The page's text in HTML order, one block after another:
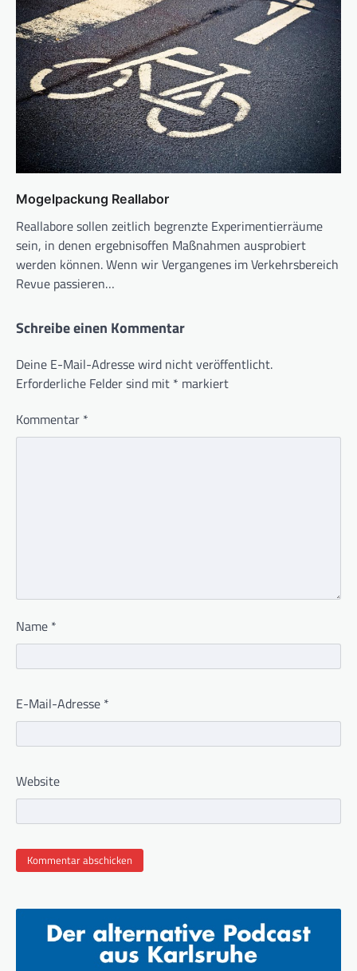
Mogelpackung Reallabor
Reallabore sollen zeitlich begrenzte Experimentierräume
sein, in denen ergebnisoffen Maßnahmen ausprobiert
werden können. Wenn wir Vergangenes im Verkehrsbereich
Revue passieren…
Schreibe einen Kommentar
Deine E-Mail-Adresse wird nicht veröffentlicht.
Erforderliche Felder sind mit * markiert
Kommentar *
Name *
E-Mail-Adresse *
Website